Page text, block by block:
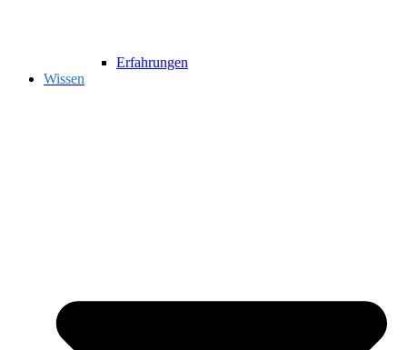
Erfahrungen
Wissen